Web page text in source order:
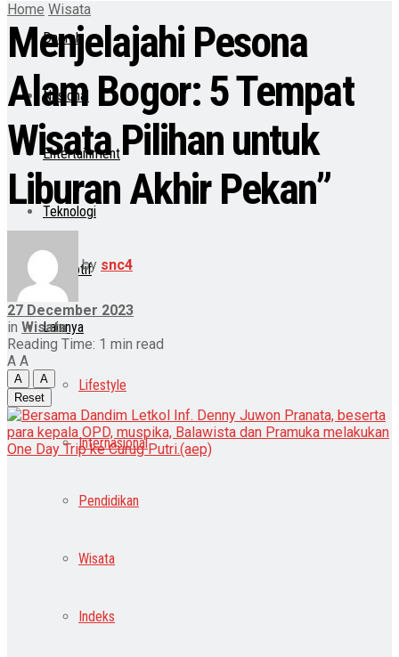
Daerah
Nasional
Entertainment
Teknologi
Otomotif
Lainnya
Lifestyle
Internasional
Pendidikan
Wisata
Indeks
Home Wisata
Menjelajahi Pesona
Alam Bogor: 5 Tempat
Wisata Pilihan untuk
Liburan Akhir Pekan”
by snc4
27 December 2023
in Wisata
Reading Time: 1 min read
A A
A
A
Reset